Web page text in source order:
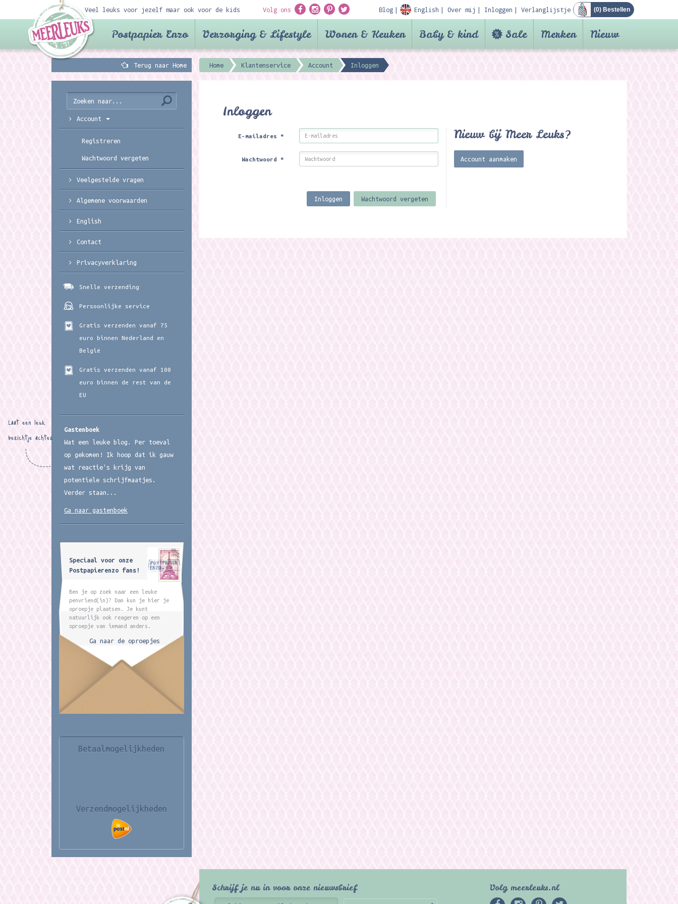
Veel leuks voor jezelf maar ook voor de kids Volg ons Blog English Over mij Inloggen Verlanglijstje (0) Bestellen
Postpapier Enzo Verzorging & Lifestyle Wonen & Keuken Baby & kind Sale Merken Nieuw
Terug naar Home Home Klantenservice Account Inloggen
Inloggen
E-mailadres*
Wachtwoord*
Inloggen Wachtwoord vergeten
Nieuw bij Meer Leuks?
Account aanmaken
Account
Registreren
Wachtwoord vergeten
Veelgestelde vragen
Algemene voorwaarden
English
Contact
Privacyverklaring
Snelle verzending
Persoonlijke service
Gratis verzenden vanaf 75
euro binnen Nederland en
België
Gratis verzenden vanaf 100
euro binnen de rest van de
EU
Gastenboek
Wat een leuke blog. Per toeval
op gekomen! Ik hoop dat ik gauw
wat reactie's krijg van
potentiele schrijfmaatjes.
Verder staan...
Laat een leuk
berichtje achter
Ga naar gastenboek
Speciaal voor onze
Postpapierenzo fans!
Ben je op zoek naar een leuke
penvriend(in)? Dan kun je hier je
oproepje plaatsen. Je kunt
natuurlijk ook reageren op een
oproepje van iemand anders.
Ga naar de oproepjes
Betaalmogelijkheden
Verzendmogelijkheden
Schrijf je nu in voor onze nieuwsbrief Volg meerleuks.nl